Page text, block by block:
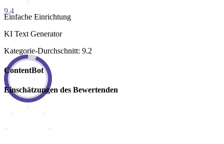
9.4
Einfache Einrichtung
KI Text Generator
Kategorie-Durchschnitt: 9.2
ContentBot
Einschätzungen des Bewertenden